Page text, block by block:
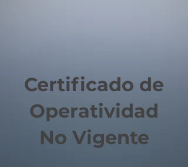
Certificado de
Operatividad
No Vigente